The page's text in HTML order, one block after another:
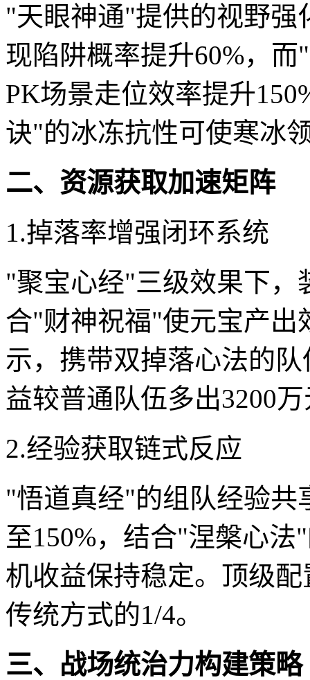
"天眼神通"提供的视野强
现陷阱概率提升60%，
PK场景走位效率提升
诀"的冰冻抗性可使寒冰
二、资源获取加速矩阵
1.掉落率增强闭环系统
"聚宝心经"三级效果下，
合"财神祝福"使元宝产出
示，携带双掉落心法的
益较普通队伍多出3200
2.经验获取链式反应
"悟道真经"的组队经验共
至150%，结合"涅槃心
机收益保持稳定。顶级
传统方式的1/4。
三、战场统治力构建策略